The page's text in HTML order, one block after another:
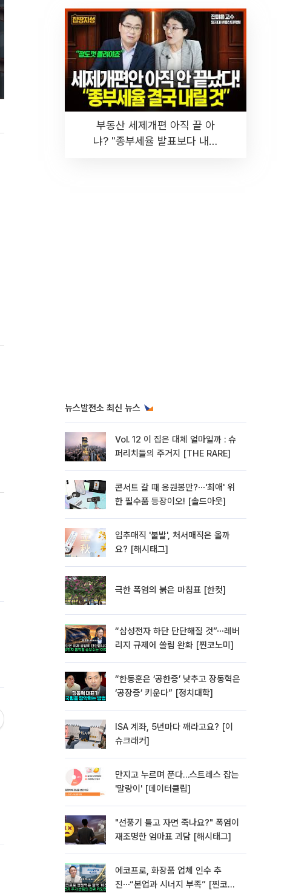
부동산 세제개편 아직 끝 아
냐? "종부세율 발표보다 내릴
뉴스발전소 최신 뉴스
Vol. 12 이 집은 대체 얼마일까 : 슈
퍼리치들의 주거지 [THE RARE]
콘서트 갈 때 응원봉만?⋯'최애' 위
한 필수품 등장이오! [솔드아웃]
입추매직 '불발', 처서매직은 올까
요? [해시태그]
극한 폭염의 붉은 마침표 [한컷]
“삼성전자 하단 단단해질 것”⋯레버
리지 규제에 쏠림 완화 [찐코노미]
“한동훈은 ‘공한증’ 낮추고 장동혁은
‘공장증’ 키운다” [정치대학]
ISA 계좌, 5년마다 깨라고요? [이
슈크래커]
만지고 누르며 푼다…스트레스 잡는
'말랑이' [데이터클립]
"선풍기 틀고 자면 죽나요?" 폭염이
재조명한 엄마표 괴담 [해시태그]
에코프로, 화장품 업체 인수 추
진⋯“본업과 시너지 부족” [찐코노